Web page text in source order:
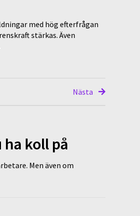
med hög efterfrågan
stärkas. Även
Nästa
koll på
Men även om